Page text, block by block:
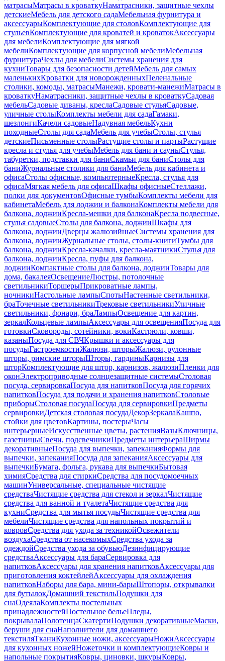
матрасыМатрасы в кроваткуНаматрасники, защитные чехлы
детскиеМебель для детского садаМебельная фурнитура и
аксессуарыКомплектующие для столовКомплектующие для
стульевКомплектующие для кроватей и кроватокАксессуары
для мебелиКомплектующие для мягкой
мебелиКомплектующие для корпусной мебелиМебельная
фурнитураЧехлы для мебелиСистемы хранения для
кухниТовары для безопасности детейМебель для самых
маленькихКроватки для новорожденныхПеленальные
столики, комоды, матрасыМанежи, кровати-манежиМатрасы в
кроваткуНаматрасники, защитные чехлы в кроваткуСадовая
мебельСадовые диваны, креслаСадовые стульяСадовые,
уличные столыКомплекты мебели для садаГамаки,
шезлонгиКачели садовыеНадувная мебельКухни
походныеСтолы для садаМебель для учебыСтолы, стулья
детскиеПисьменные столыРастущие столы и партыРастущие
кресла и стулья для учебыМебель для бани и сауныСтулья,
табуретки, подставки для баниСкамьи для баниСтолы для
баниЖурнальные столики для баниМебель для кабинета и
офисаСтолы офисные, компьютерныеКресла, стулья для
офисаМягкая мебель для офисаШкафы офисныеСтеллажи,
полки для документовОфисные тумбыКомплекты мебели для
кабинетаМебель для лоджии и балконаКомплекты мебели для
балкона, лоджииКресла-мешки для балконаКресла подвесные,
стулья садовыеСтолы для балкона, лоджииШкафы для
балкона, лоджииДверцы жалюзийныеСистемы хранения для
балкона, лоджииЖурнальные столы, столы-книгиТумбы для
балкона, лоджииКресла-качалки, кресла-маятникиСтулья для
балкона, лоджииКресла, пуфы для балкона,
лоджииКомпактные столы для балкона, лоджииТовары для
дома, бакалеяОсвещениеЛюстры, потолочные
светильникиТоршерыПрикроватные лампы,
ночникиНастольные лампыСпотыНастенные светильники,
браТочечные светильникиТрековые светильникиУличные
светильники, фонари, браЛампыОсвещение для картин,
зеркалКольцевые лампыАксессуары для освещенияПосуда для
готовкиСковороды, сотейники, вокиКастрюли, ковши,
казаныПосуда для СВЧКрышки и аксессуары для
посудыГастроемкостиЖалюзи, шторыЖалюзи, рулонные
шторы, римские шторыШторы, гардиныКарнизы для
шторКомплектующие для штор, карнизов, жалюзиПленки для
оконЭлектроприводные солнцезащитные системыСтоловая
посуда, сервировкаПосуда для напитковПосуда для горячих
напитковПосуда для подачи и хранения напитковСтоловые
приборыСтоловая посудаПосуда для сервировкиПредметы
сервировкиДетская столовая посудаДекорЗеркалаКашпо,
стойки для цветовКартины, постерыЧасы
интерьерныеИскусственные цветы, растенияВазыКлючницы,
газетницыСвечи, подсвечникиПредметы интерьераШирмы
декоративныеПосуда для выпечки, запеканияФормы для
выпечки, запеканияПосуда для запеканияАксессуары для
выпечкиБумага, фольга, рукава для выпечкиБытовая
химияСредства для стиркиСредства для посудомоечных
машинУниверсальные, специальные чистящие
средстваЧистящие средства для стекол и зеркалЧистящие
средства для ванной и туалетаЧистящие средства для
кухниСредства для мытья посудыЧистящие средства для
мебелиЧистящие средства для напольных покрытий и
ковровСредства для ухода за техникойОсвежители
воздухаСредства от насекомыхСредства ухода за
одеждойСредства ухода за обувьюДезинфицирующие
средстваАксессуары для бараСервировка для
напитковАксессуары для хранения напитковАксессуары для
приготовления коктейлейАксессуары для охлаждения
напитковНаборы для бара, мини-барыШтопоры, открывалки
для бутылокДомашний текстильПодушки для
снаОдеялаКомплекты постельных
принадлежностейПостельное бельеПледы,
покрывалаПолотенцаСкатертиПодушки декоративныеМаски,
беруши для снаНаполнители для домашнего
текстиляТканиКухонные ножи, аксессуарыНожиАксессуары
для кухонных ножейНожеточки и комплектующиеКовры и
напольные покрытияКовры, циновки, шкурыКовры,